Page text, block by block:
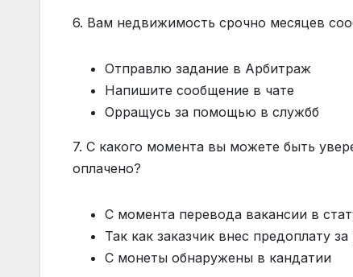
6. Вам недвижимость срочно месяцев
Отправлю задание в Арбитраж
Напишите сообщение в чате
Орращусь за помощью в службб
7. С какого момента вы можете быть
оплачено?
С момента перевода вакансии в
Так как заказчик внес предоплату за
С монеты обнаружены в кандатии